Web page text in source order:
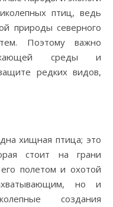
птиц, ведь
природы северного
Поэтому важно
среды и
редких видов,
хищная птица; это
стоит на грани
полетом и охотой
но и
создания